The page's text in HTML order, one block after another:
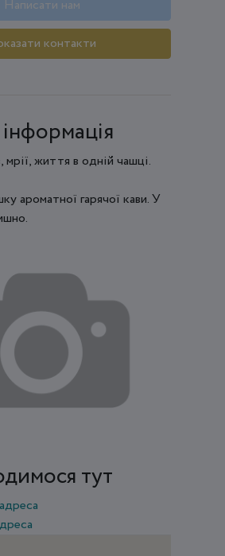
Написати нам
контакти
життя в одній чашці.
ароматної гарячої кави. У
тут